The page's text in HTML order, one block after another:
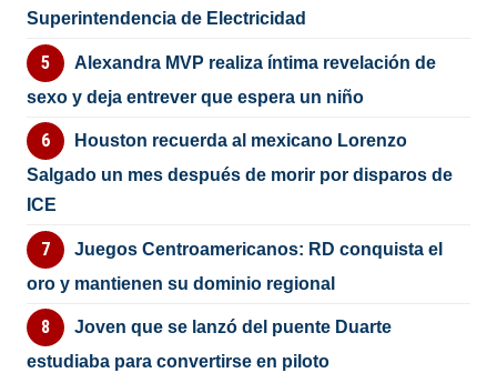
Superintendencia de Electricidad
Alexandra MVP realiza íntima revelación de
sexo y deja entrever que espera un niño
Houston recuerda al mexicano Lorenzo
Salgado un mes después de morir por disparos de
ICE
Juegos Centroamericanos: RD conquista el
oro y mantienen su dominio regional
Joven que se lanzó del puente Duarte
estudiaba para convertirse en piloto